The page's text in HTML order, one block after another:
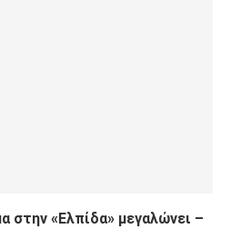
στην «Ελπίδα» μεγαλώνει –